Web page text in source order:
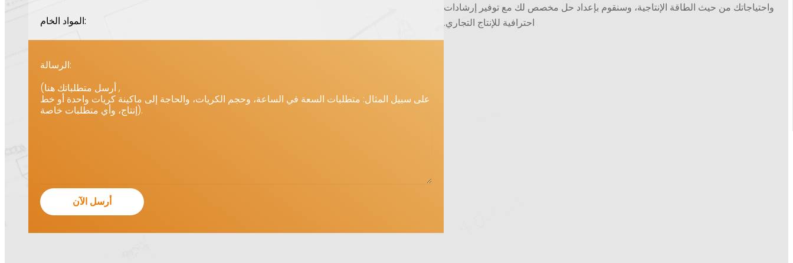
واحتياجاتك من حيث الطاقة الإنتاجية، وسنقوم بإعداد حل مخصص لك مع توفير إرشادات
احترافية للإنتاج التجاري.
المواد الخام:
الرسالة:
(أرسل متطلباتك هنا ,
على سبيل المثال: متطلبات السعة في الساعة، وحجم الكريات، والحاجة إلى ماكينة كريات واحدة أو خط
إنتاج، وأي متطلبات خاصة).